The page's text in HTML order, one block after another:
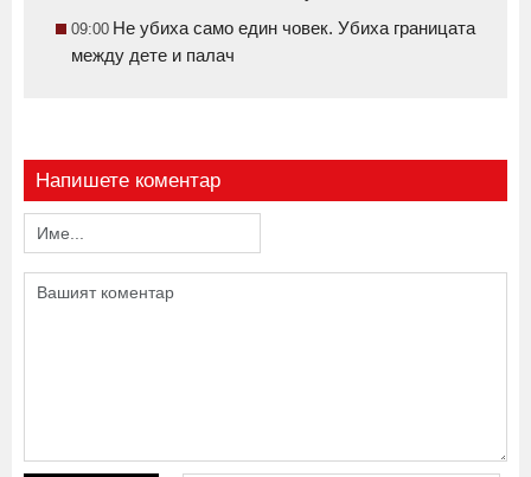
09:00 Не убиха само един човек. Убиха границата
между дете и палач
Напишете коментар